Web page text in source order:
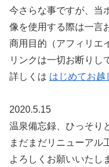
今さらな事ですが、当
像を使用する際は一言
商用目的（アフィリエ
リンクは一切お断りし
詳しくは はじめてお越
2020.5.15
温泉備忘録、ひっそり
まだまだリニューアル
よろしくお願いいたし